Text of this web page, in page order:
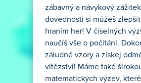
zábavný a návykový
dovednosti si můžeš
hraním her! V číselných
naučíš vše o počítání.
záludné vzory a získej
vítězství! Máme také
matematických výzev, které